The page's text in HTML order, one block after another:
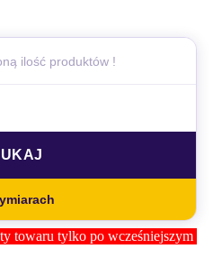
tylko po wcześniejszym